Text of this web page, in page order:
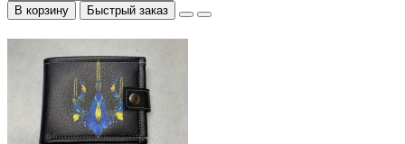
В корзину Быстрый заказ